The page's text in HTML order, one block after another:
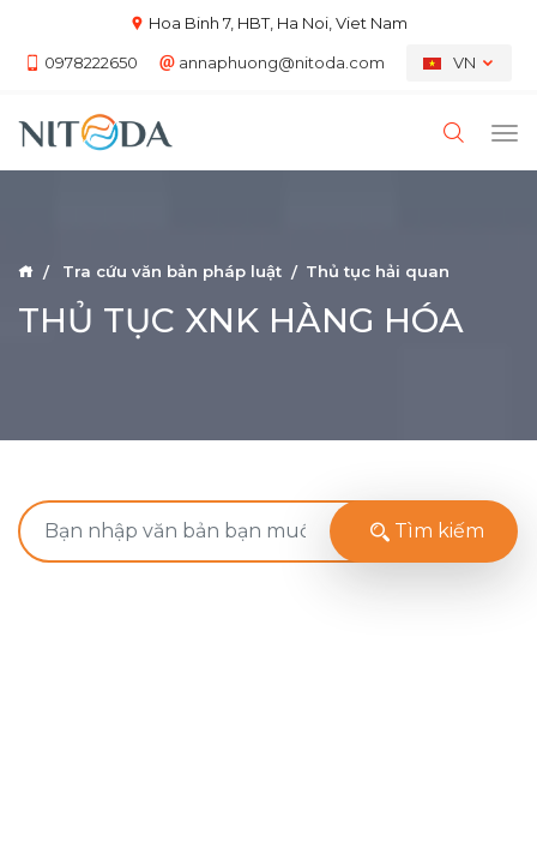
Hoa Binh 7, HBT, Ha Noi, Viet Nam
0978222650 annaphuong@nitoda.com VN
Tra cứu văn bản pháp luật Thủ tục hải quan
THỦ TỤC XNK HÀNG HÓA
Tìm kiếm